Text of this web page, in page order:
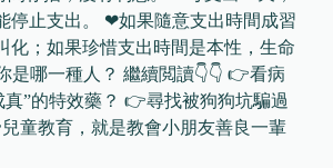
停止支出。 ❤如果隨意支出時間成習
化；如果珍惜支出時間是本性，生命
是哪一種人？ 繼續閲讀👇👇 👉看病
”的特效藥？ 👉尋找被狗狗坑騙過
童教育，就是教會小朋友善良一輩